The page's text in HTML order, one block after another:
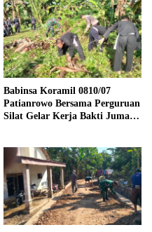
Babinsa Koramil 0810/07
Patianrowo Bersama Perguruan
Silat Gelar Kerja Bakti Jumat